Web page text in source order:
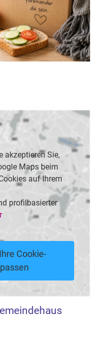
akzeptieren Sie,
Maps beim
auf Ihrem
profilbasierter
Cookie-